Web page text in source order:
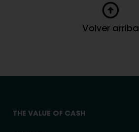
Volver arriba
THE VALUE OF CASH